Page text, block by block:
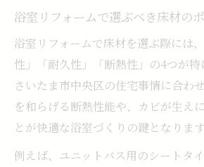
浴室リフォームで選ぶべき床材の
浴室リフォームで床材を選ぶ際には
性」「耐久性」「断熱性」の4つが
さいたま市中央区の住宅事情に合わ
を和らげる断熱性能や、カビが生え
とが快適な浴室づくりの鍵となります
例えば、ユニットバス用のシートタ